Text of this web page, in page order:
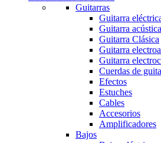
Guitarras
Guitarra
Guitarra acústica
Guitarra Clásica
Guitarra
Guitarra
Cuerdas de
Efectos
Estuches
Cables
Accesorios
Amplificadores
Bajos